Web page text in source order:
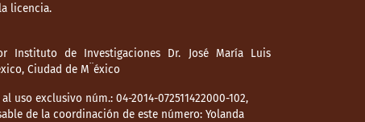
licencia.
Instituto de Investigaciones Dr. José María Luis
Ciudad de M¨éxico
uso exclusivo núm.: 04-2014-072511422000-102,
de la coordinación de este número: Yolanda